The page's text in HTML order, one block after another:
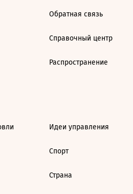
Обратная связь
Справочный центр
Распространение
Идеи управления
Спорт
Страна